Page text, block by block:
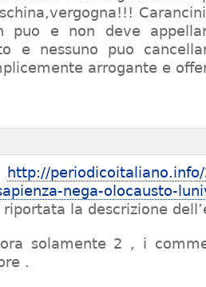
puo e non deve
e nessuno puo
arrogante e
http://
nega-olocausto-
riportata la descrizione
solamente 2 , i
.